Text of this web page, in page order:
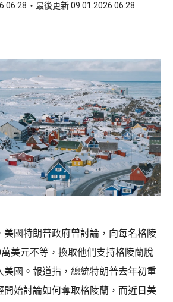
06:28 最後更新 09.01.2026 06:28
美國特朗普政府曾討論，向每名格陵
美元不等，換取他們支持格陵蘭脫
美國。報道指，總統特朗普去年初重
開始討論如何奪取格陵蘭，而近日美